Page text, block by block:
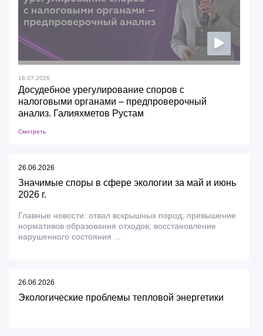
16.07.2026
Досудебное урегулирование споров с
налоговыми органами – предпроверочный
анализ. Галияхметов Рустам
Смотреть
26.06.2026
Значимые споры в сфере экологии за май и июнь
2026 г.
Главные новости: отвал вскрышных пород; превышение
нормативов образования отходов; восстановление
нарушенного состояния ...
26.06.2026
Экологические проблемы тепловой энергетики